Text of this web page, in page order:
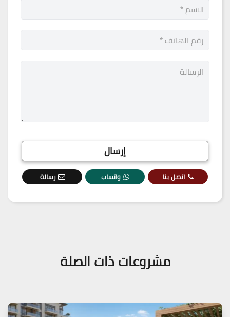
اتصل بنا واتساب رسالة
مشروعات ذات الصلة